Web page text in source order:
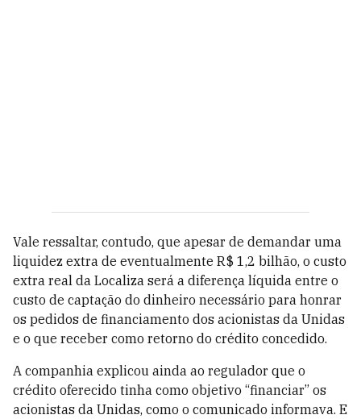
Vale ressaltar, contudo, que apesar de demandar uma
liquidez extra de eventualmente R$ 1,2 bilhão, o custo
extra real da Localiza será a diferença líquida entre o
custo de captação do dinheiro necessário para honrar
os pedidos de financiamento dos acionistas da Unidas
e o que receber como retorno do crédito concedido.
A companhia explicou ainda ao regulador que o
crédito oferecido tinha como objetivo “financiar” os
acionistas da Unidas, como o comunicado informava. E